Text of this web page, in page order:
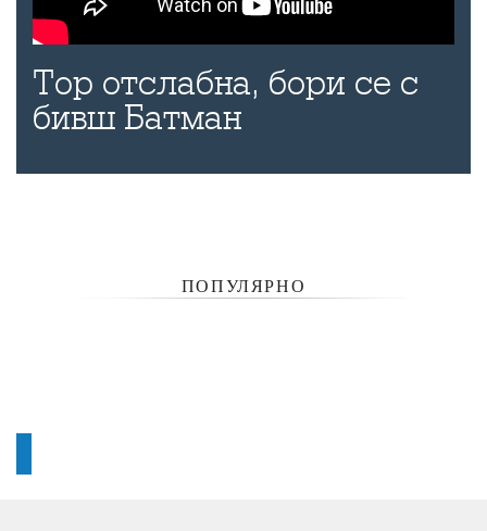
Тор отслабна, бори се с
бивш Батман
ПОПУЛЯРНО